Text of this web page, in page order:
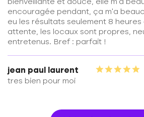
bienveillante et douce, elle m'a
encouragée pendant, ça m'a
eu les résultats seulement 8 heures
attente, les locaux sont propres,
entretenus. Bref : parfait !
jean paul laurent
tres bien pour moi